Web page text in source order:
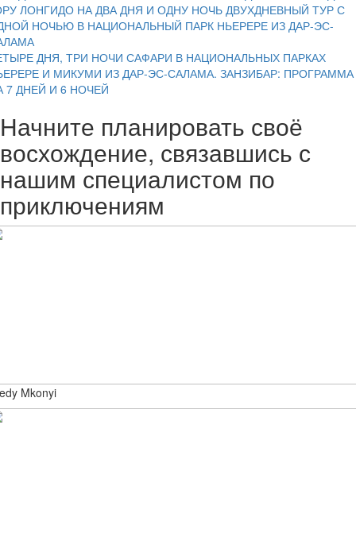
ЛОНГИДО НА ДВА ДНЯ И ОДНУ НОЧЬ ДВУХДНЕВНЫЙ ТУР С
НОЧЬЮ В НАЦИОНАЛЬНЫЙ ПАРК НЬЕРЕРЕ ИЗ ДАР-ЭС-
ДНЯ, ТРИ НОЧИ САФАРИ В НАЦИОНАЛЬНЫХ ПАРКАХ
И МИКУМИ ИЗ ДАР-ЭС-САЛАМА. ЗАНЗИБАР: ПРОГРАММА
7 ДНЕЙ И 6 НОЧЕЙ
Начните планировать своё
восхождение, связавшись с
нашим специалистом по
приключениям
Mkonyi